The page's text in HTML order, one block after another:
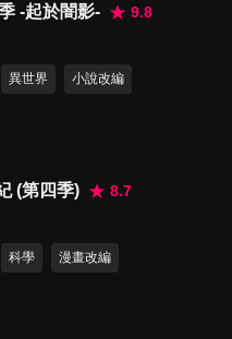
送行課的茶吉尼 / 草葉
向妖怪學習的男人與利
-起於闇影-
9.8
異世界 小說改編
(第四季)
8.7
科學 漫畫改編